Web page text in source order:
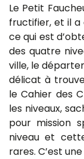
Le Petit
fructifier, et il a
ce qui est
des quatre
ville, le
délicat à
le Cahier des
les niveaux,
pour mission
niveau et
rares. C’est